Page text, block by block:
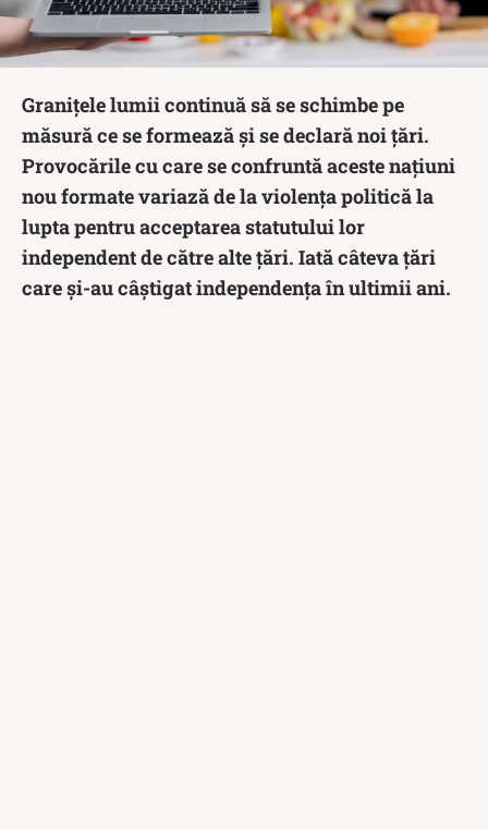
Granițele lumii continuă să se schimbe pe
măsură ce se formează și se declară noi țări.
Provocările cu care se confruntă aceste națiuni
nou formate variază de la violența politică la
lupta pentru acceptarea statutului lor
independent de către alte țări. Iată câteva țări
care și-au câștigat independența în ultimii ani.